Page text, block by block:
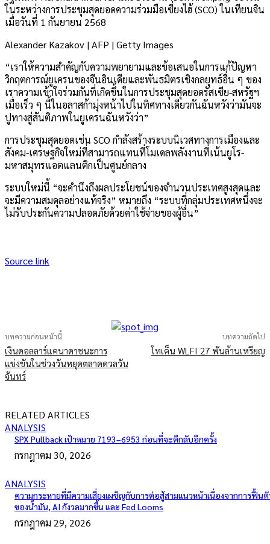
ในระหว่างการประชุมสุดยอดความร่วมมือเซี่ยงไฮ้ (SCO) ในเทียนจิน
เมื่อวันที่ 1 กันยายน 2568
Alexander Kazakov | AFP | Getty Images
“เราให้ความสำคัญกับความพยายามและข้อเสนอในการแก้ปัญหา
วิกฤตการณ์ยูเครนของจีนอินเดียและพันธมิตรเชิงกลยุทธ์อื่น ๆ ของ
เราความเข้าใจร่วมกันที่เกิดขึ้นในการประชุมสุดยอดรัสเซีย-สหรัฐฯ
เมื่อเร็ว ๆ นี้ในอลาสก้ามุ่งหน้าไปในทิศทางเดียวกันฉันหวังว่ามันจะ
ปูทางสู่สันติภาพในยูเครนฉันหวังว่า”
การประชุมสุดยอดเช่น SCO กำลังสร้างระบบนิเวศทางการเมืองและ
สังคม-เศรษฐกิจใหม่ที่สามารถแทนที่โมเดลพลังงานที่เน้นยูโร-
มหาสมุทรแอตแลนติกเป็นศูนย์กลาง
ระบบใหม่นี้ “จะคำนึงถึงผลประโยชน์ของจำนวนประเทศสูงสุดและ
จะมีความสมดุลอย่างแท้จริง” หมายถึง “ระบบที่กลุ่มประเทศหนึ่งจะ
ไม่รับประกันความปลอดภัยด้วยค่าใช้จ่ายของผู้อื่น”
Source link
บทความก่อนหน้านี้
เงินดอลลาร์แคนาดาชนะการ
แข่งขันในช่วงวันหยุดตลาดดวลวัน
จันทร์
บทความถัดไป
โทเค็น WLFI 27 พันล้านเหรียญ
RELATED ARTICLES
ANALYSIS
SPX Pullback เป้าหมาย 7193–6953 ก่อนที่จะตีกลับอีกครั้ง
กรกฎาคม 30, 2026
ANALYSIS
ความกระหายที่มีความเสี่ยงเผชิญกับการต่อสู้สามแนวหน้าเนื่องจากการฟื้นตั
ของน้ำมัน, AI กังวลมากขึ้น และ Fed Looms
กรกฎาคม 29, 2026